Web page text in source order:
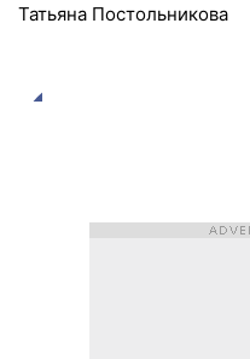
Татьяна Постольникова